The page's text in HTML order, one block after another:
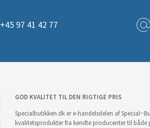
+45 97 41 42 77
GOD KVALITET TIL DEN RIGTIGE PRIS
Specialbutikken.dk er e-handelsdelen af
kvalitetsprodukter fra kendte producenter til både